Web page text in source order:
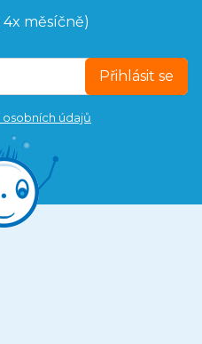
měsíčně)
Přihlásit se
údajů